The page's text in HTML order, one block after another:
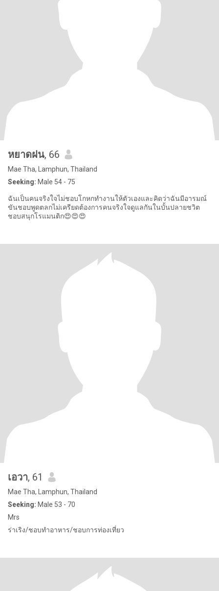
หยาดฝน, 66
Mae Tha, Lamphun, Thailand
Seeking: Male 54 - 75
ฉันเป็นคนจริงใจไม่ชอบโกหกทำงานให้ตัวเองและคิดว่าฉันมีอารมณ์
ขันชอบพูดตลกไม่เครียดต้องการคนจริงใจดูแลกันในบั้นปลายชวิต
ชอบสนุกโรแมนติก😍😍😍
เอวา, 61
Mae Tha, Lamphun, Thailand
Seeking: Male 53 - 70
Mrs
ร่าเริง/ชอบทำอาหาร/ชอบการท่องเที่ยว